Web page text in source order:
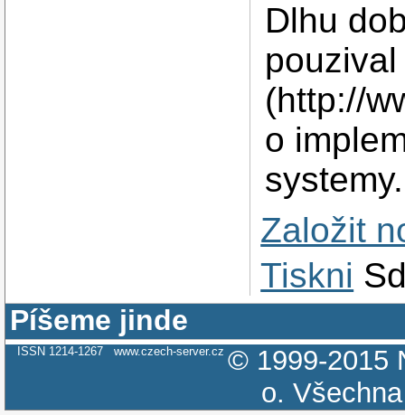
Dlhu
(http://
o
systemy.
Založit
Tiskni
Píšeme jinde
ISSN 1214-1267 www.czech-server.cz © 1999-2015
o.